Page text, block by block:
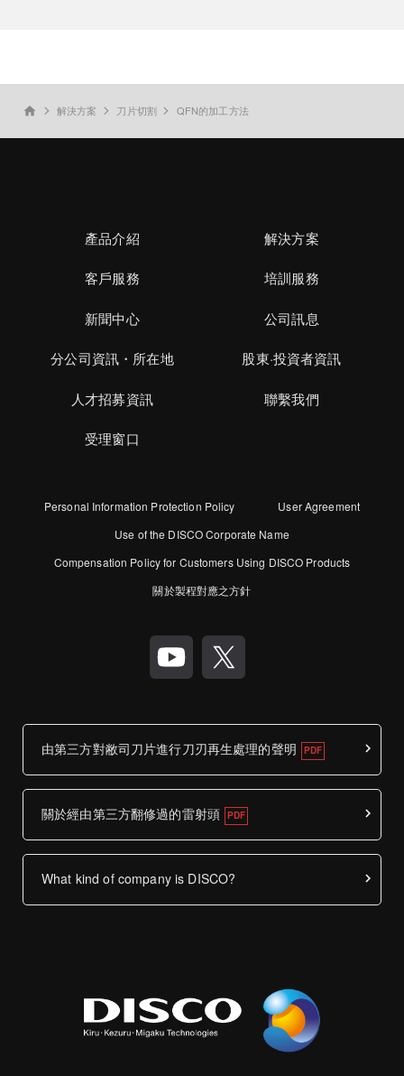
home 解決方案 刀片切割 QFN的加工方法
產品介紹 解決方案
客戶服務 培訓服務
新聞中心 公司訊息
分公司資訊・所在地 股東·投資者資訊
人才招募資訊 聯繫我們
受理窗口
Personal Information Protection Policy
User Agreement
Use of the DISCO Corporate Name
Compensation Policy for Customers Using DISCO Products
關於製程對應之方針
由第三方對敝司刀片進行刀刃再生處理的聲明
關於經由第三方翻修過的雷射頭
What kind of company is DISCO?